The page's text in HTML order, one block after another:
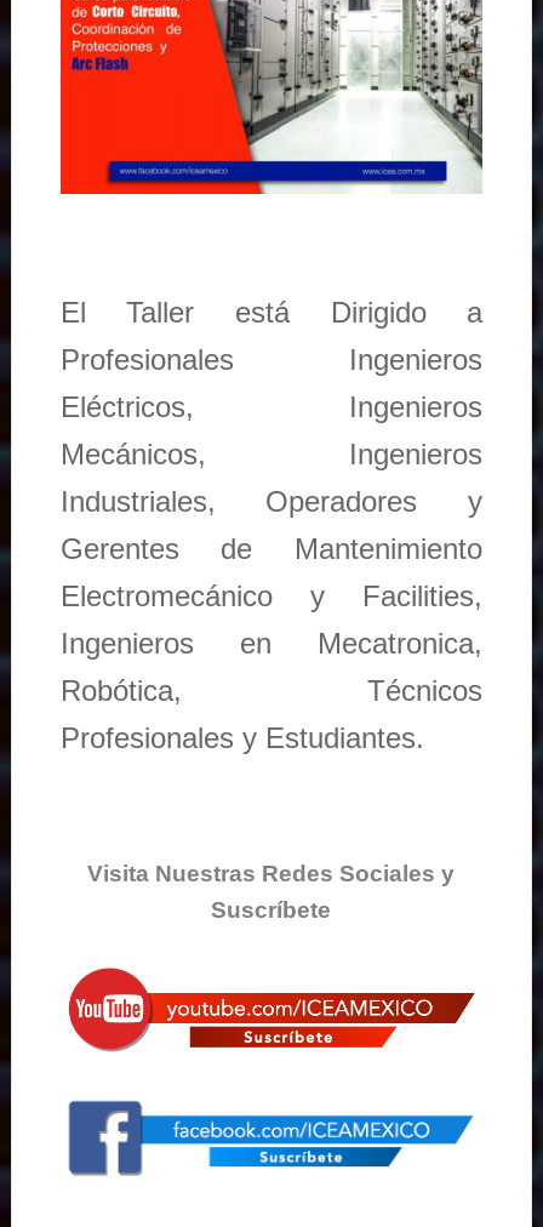
El Taller está Dirigido a
Profesionales Ingenieros
Eléctricos, Ingenieros
Mecánicos, Ingenieros
Industriales, Operadores y
Gerentes de Mantenimiento
Electromecánico y Facilities,
Ingenieros en Mecatronica,
Robótica, Técnicos
Profesionales y Estudiantes.
Visita Nuestras Redes Sociales y
Suscríbete